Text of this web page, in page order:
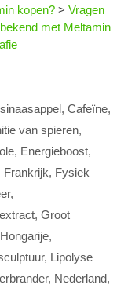
kopen? > Vragen
met Meltamin
, Cafeïne,
van spieren,
, Energieboost,
Frankrijk, Fysiek
,
, Groot
Hongarije,
, Lipolyse
, Nederland,